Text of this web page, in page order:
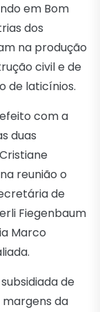
em Bom
dos
na produção
civil e de
de laticínios.
com a
duas
reunião o
de
Fiegenbaum
Marco
de
da